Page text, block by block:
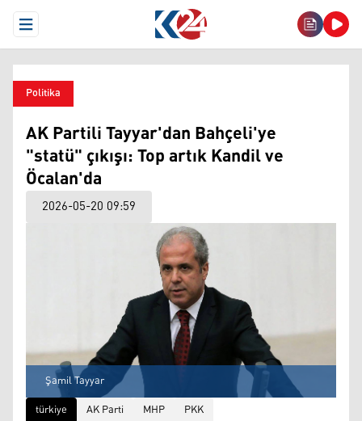
Open Menu
Politika
AK Partili Tayyar'dan Bahçeli'ye
"statü" çıkışı: Top artık Kandil ve
Öcalan'da
2026-05-20 09:59
Şamil Tayyar
türkiye
AK Parti MHP PKK